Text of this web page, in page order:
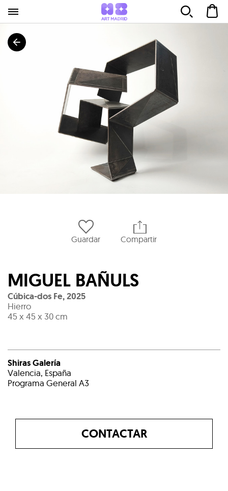
Guardar Compartir
MIGUEL BAÑULS
Cúbica-dos Fe,2025
Hierro
45 x 45 x 30 cm
Shiras Galería
Valencia, España
Programa General A3
CONTACTAR